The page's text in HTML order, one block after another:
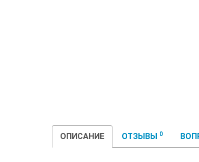
ОПИСАНИЕ ОТЗЫВЫ 0